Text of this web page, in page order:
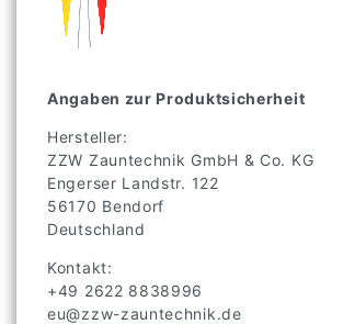
Angaben zur Produktsicherheit
Hersteller:
ZZW Zauntechnik GmbH & Co. KG
Engerser Landstr. 122
56170 Bendorf
Deutschland
Kontakt:
+49 2622 8838996
eu@zzw-zauntechnik.de